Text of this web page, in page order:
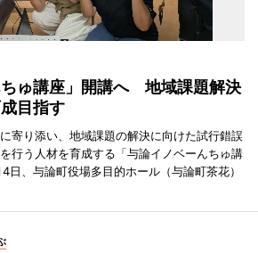
ちゅ講座」開講へ 地域課題解決
目指す
寄り添い、地域課題の解決に向けた試行錯誤
行う人材を育成する「与論イノベーんちゅ講
日、与論町役場多目的ホール（与論町茶花）